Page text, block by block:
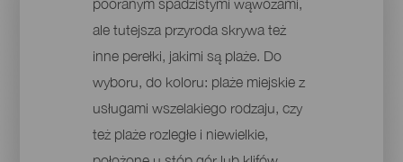
ale tutejsza przyroda skrywa też
inne perełki, jakimi są plaże. Do
wyboru, do koloru: plaże miejskie z
usługami wszelakiego rodzaju, czy
też plaże rozległe i niewielkie,